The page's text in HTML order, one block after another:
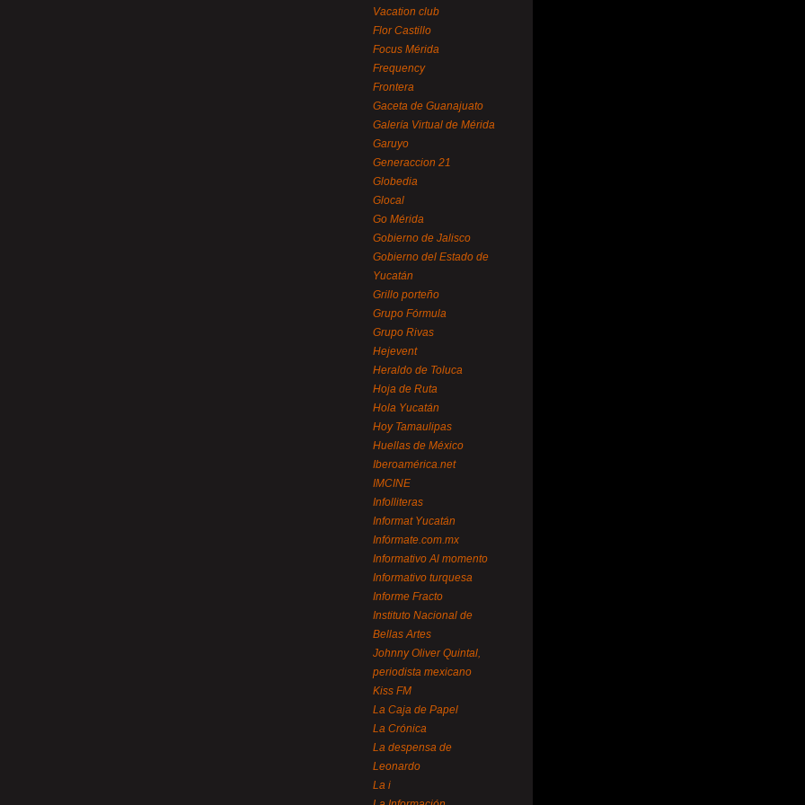
Vacation club
Flor Castillo
Focus Mérida
Frequency
Frontera
Gaceta de Guanajuato
Galería Virtual de Mérida
Garuyo
Generaccion 21
Globedia
Glocal
Go Mérida
Gobierno de Jalisco
Gobierno del Estado de
Yucatán
Grillo porteño
Grupo Fórmula
Grupo Rivas
Hejevent
Heraldo de Toluca
Hoja de Ruta
Hola Yucatán
Hoy Tamaulipas
Huellas de México
Iberoamérica.net
IMCINE
Infolliteras
Informat Yucatán
Infórmate.com.mx
Informativo Al momento
Informativo turquesa
Informe Fracto
Instituto Nacional de
Bellas Artes
Johnny Oliver Quintal,
periodista mexicano
Kiss FM
La Caja de Papel
La Crónica
La despensa de
Leonardo
La i